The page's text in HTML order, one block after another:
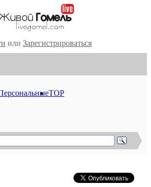
или Зарегистрироваться
TOP